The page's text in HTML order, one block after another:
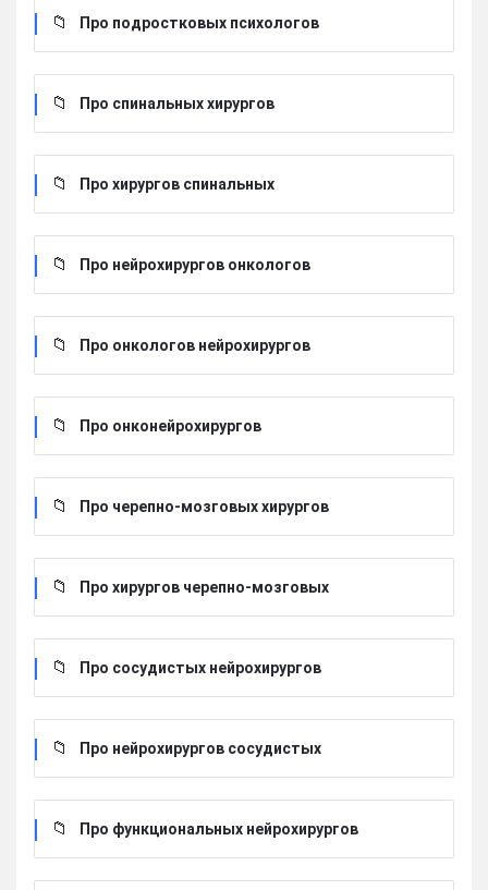
Про подростковых психологов
Про спинальных хирургов
Про хирургов cпинальных
Про нейрохирургов онкологов
Про онкологов нейрохирургов
Про онконейрохирургов
Про черепно-мозговых хирургов
Про хирургов черепно-мозговых
Про сосудистых нейрохирургов
Про нейрохирургов сосудистых
Про функциональных нейрохирургов